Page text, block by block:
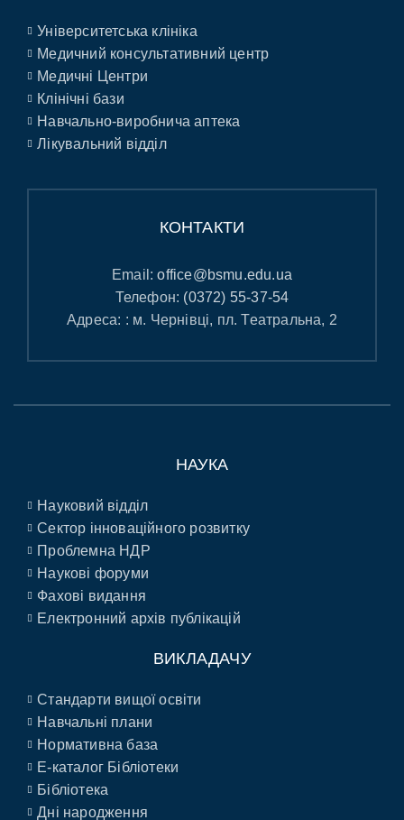
Університетська клініка
Медичний консультативний центр
Медичні Центри
Клінічні бази
Навчально-виробнича аптека
Лікувальний відділ
КОНТАКТИ
Email:office@bsmu.edu.ua
Телефон: (0372) 55-37-54
Адреса: : м. Чернівці, пл. Театральна, 2
НАУКА
Науковий відділ
Сектор інноваційного розвитку
Проблемна НДР
Наукові форуми
Фахові видання
Електронний архів публікацій
ВИКЛАДАЧУ
Стандарти вищої освіти
Навчальні плани
Нормативна база
E-каталог Бібліотеки
Бібліотека
Дні народження